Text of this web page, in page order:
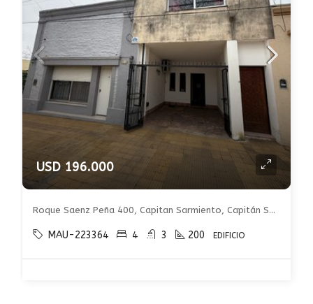
USD 196.000
Roque Saenz Peña 400, Capitan Sarmiento, Capitán Sarmiento, Capitán Sarmiento
MAU-223364 4 3 200 EDIFICIO